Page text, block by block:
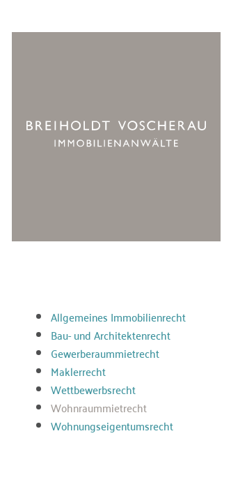
Allgemeines Immobilienrecht
Bau- und Architektenrecht
Gewerberaummietrecht
Maklerrecht
Wettbewerbsrecht
Wohnraummietrecht
Wohnungseigentumsrecht